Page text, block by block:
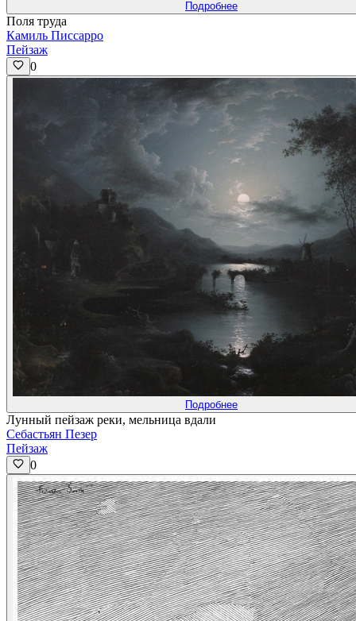
Подробнее
Поля труда
Камиль Писсарро
Пейзаж
0
Подробнее
Лунный пейзаж реки, мельница вдали
Себастьян Пезер
Пейзаж
0